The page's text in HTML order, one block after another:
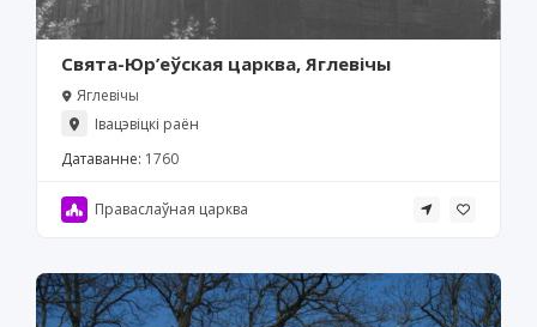
Свята-Юр’еўская царква, Яглевічы
Яглевічы
Івацэвіцкі раён
Датаванне: 1760
Праваслаўная царква